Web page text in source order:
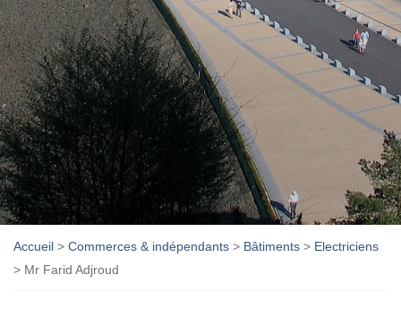
Accueil > Commerces & indépendants > Bâtiments > Electriciens
> Mr Farid Adjroud